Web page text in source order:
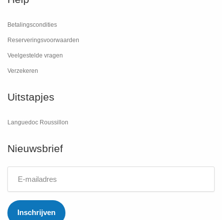
Betalingscondities
Reserveringsvoorwaarden
Veelgestelde vragen
Verzekeren
Uitstapjes
Languedoc Roussillon
Nieuwsbrief